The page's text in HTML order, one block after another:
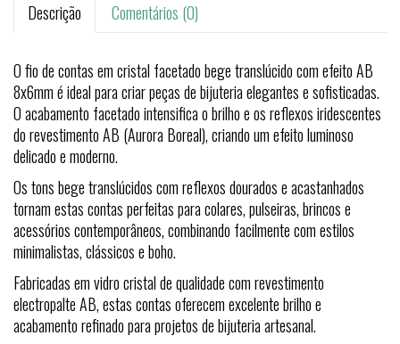
Descrição Comentários (0)
O fio de contas em cristal facetado bege translúcido com efeito AB
8x6mm é ideal para criar peças de bijuteria elegantes e sofisticadas.
O acabamento facetado intensifica o brilho e os reflexos iridescentes
do revestimento AB (Aurora Boreal), criando um efeito luminoso
delicado e moderno.
Os tons bege translúcidos com reflexos dourados e acastanhados
tornam estas contas perfeitas para colares, pulseiras, brincos e
acessórios contemporâneos, combinando facilmente com estilos
minimalistas, clássicos e boho.
Fabricadas em vidro cristal de qualidade com revestimento
electropalte AB, estas contas oferecem excelente brilho e
acabamento refinado para projetos de bijuteria artesanal.